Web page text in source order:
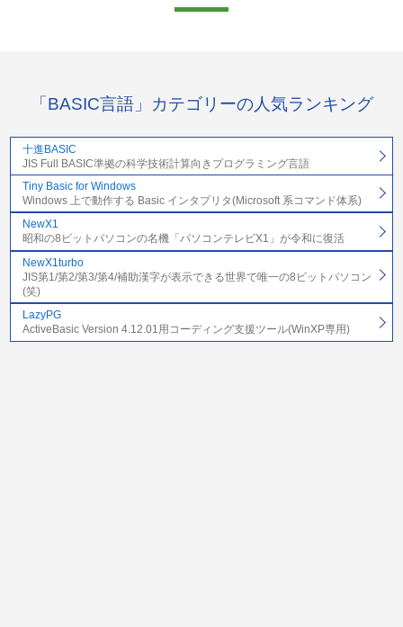
「BASIC言語」カテゴリーの人気ランキング
十進BASIC
JIS Full BASIC準拠の科学技術計算向きプログラミング言語
Tiny Basic for Windows
Windows 上で動作する Basic インタプリタ(Microsoft 系コマンド体系)
NewX1
昭和の8ビットパソコンの名機「パソコンテレビX1」が令和に復活
NewX1turbo
JIS第1/第2/第3/第4/補助漢字が表示できる世界で唯一の8ビットパソコン
(笑)
LazyPG
ActiveBasic Version 4.12.01用コーディング支援ツール(WinXP専用)